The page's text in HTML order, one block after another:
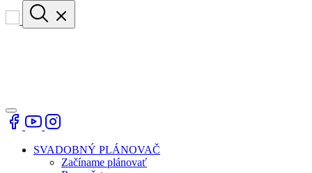
SVADOBNÝ PLÁNOVAČ
Začíname plánovať